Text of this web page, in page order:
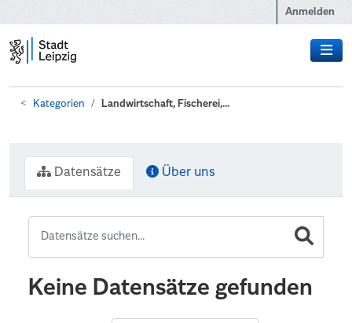
Anmelden
Kategorien Landwirtschaft, Fischerei,...
Datensätze Über uns
Keine Datensätze gefunden